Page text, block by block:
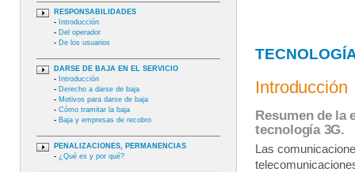
RESPONSABILIDADES
- Introducción
- Del operador
- De los usuarios
DARSE DE BAJA EN EL SERVICIO
- Introducción
- Derecho a darse de baja
- Motivos para darse de baja
- Cómo tramitar la baja
- Baja y empresas de recobro
PENALIZACIONES, PERMANENCIAS
- ¿Qué es y por qué?
Introducción
Resumen de la
tecnología 3G.
Las